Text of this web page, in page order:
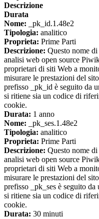
Descrizione
Durata
Nome: _pk_id.1.48e2
Tipologia: analitico
Proprieta: Prime Parti
Descrizione: Questo nome
analisi web open source
proprietari di siti Web a
misurare le prestazioni del
prefisso _pk_id è seguito da
si ritiene sia un codice di
cookie.
Durata: 1 anno
Nome: _pk_ses.1.48e2
Tipologia: analitico
Proprieta: Prime Parti
Descrizione: Questo nome
analisi web open source
proprietari di siti Web a
misurare le prestazioni del
prefisso _pk_ses è seguito
si ritiene sia un codice di
cookie.
Durata: 30 minuti